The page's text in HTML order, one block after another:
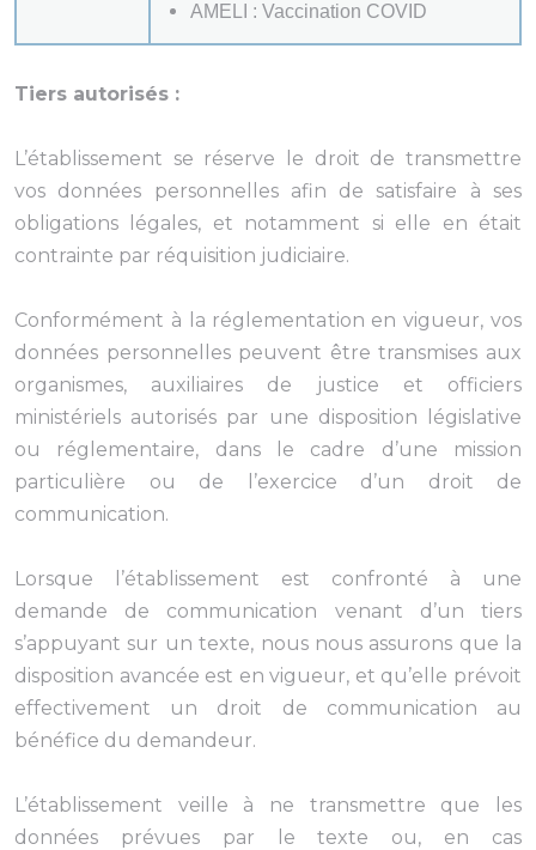
AMELI : Vaccination COVID
Tiers autorisés :
L’établissement se réserve le droit de transmettre
vos données personnelles afin de satisfaire à ses
obligations légales, et notamment si elle en était
contrainte par réquisition judiciaire.
Conformément à la réglementation en vigueur, vos
données personnelles peuvent être transmises aux
organismes, auxiliaires de justice et officiers
ministériels autorisés par une disposition législative
ou réglementaire, dans le cadre d’une mission
particulière ou de l’exercice d’un droit de
communication.
Lorsque l’établissement est confronté à une
demande de communication venant d’un tiers
s’appuyant sur un texte, nous nous assurons que la
disposition avancée est en vigueur, et qu’elle prévoit
effectivement un droit de communication au
bénéfice du demandeur.
L’établissement veille à ne transmettre que les
données prévues par le texte ou, en cas